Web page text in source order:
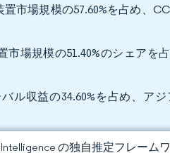
市場規模の57.60%を占め、
場規模の51.40%のシェアを
ル収益の34.60%を占め、ア
の独自推定フレーム